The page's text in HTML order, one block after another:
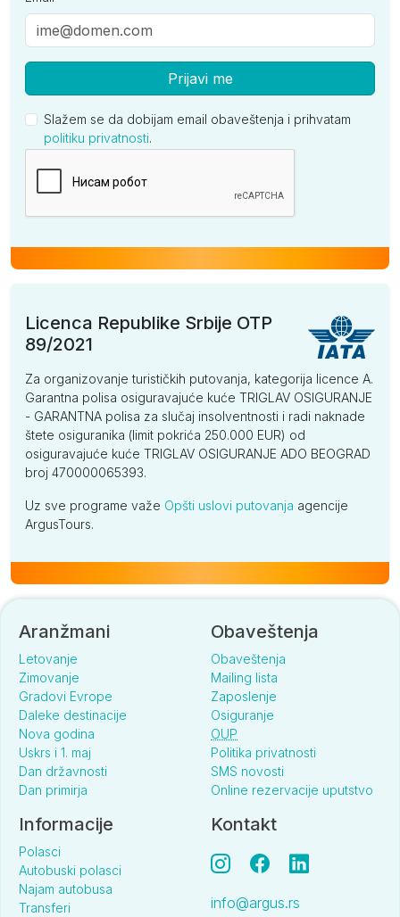
Prijavi me
Slažem se da dobijam email obaveštenja i prihvatam
politiku privatnosti.
Licenca Republike Srbije OTP
89/2021
Za organizovanje turističkih putovanja, kategorija licence A.
Garantna polisa osiguravajuće kuće TRIGLAV OSIGURANJE
- GARANTNA polisa za slučaj insolventnosti i radi naknade
štete osiguranika (limit pokrića 250.000 EUR) od
osiguravajuće kuće TRIGLAV OSIGURANJE ADO BEOGRAD
broj 470000065393.
Uz sve programe važe Opšti uslovi putovanja agencije
ArgusTours.
Aranžmani
Letovanje
Zimovanje
Gradovi Evrope
Daleke destinacije
Nova godina
Uskrs i 1. maj
Dan državnosti
Dan primirja
Obaveštenja
Obaveštenja
Mailing lista
Zaposlenje
Osiguranje
OUP
Politika privatnosti
SMS novosti
Online rezervacije uputstvo
Informacije
Polasci
Autobuski polasci
Najam autobusa
Transferi
Kontakt
info@argus.rs